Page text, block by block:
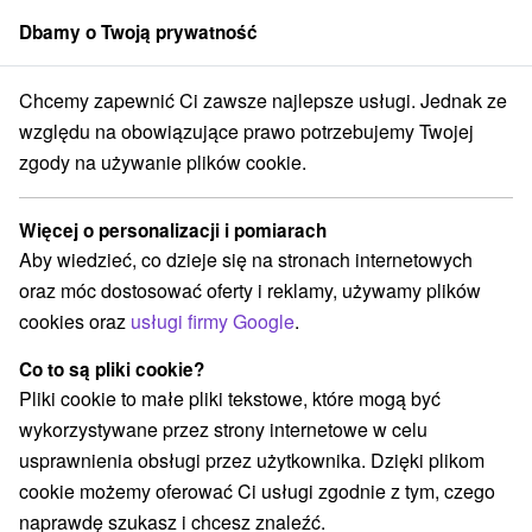
członek grupySorger
Blog 10 najnáročnejších túr v Tatrách. Trúfnete si?
10 NAJNÁROČNEJŠÍCH TÚR V
TATRÁCH. TRÚFNETE SI?
Dbamy o Twoją prywatność
Chcemy zapewnić Ci zawsze najlepsze usługi. Jednak ze
względu na obowiązujące prawo potrzebujemy Twojej
zgody na używanie plików cookie.
Więcej o personalizacji i pomiarach
Aby wiedzieć, co dzieje się na stronach internetowych
oraz móc dostosować oferty i reklamy, używamy plików
cookies oraz usługi firmy Google.
Co to są pliki cookie?
Pliki cookie to małe pliki tekstowe, które mogą być
wykorzystywane przez strony internetowe w celu
usprawnienia obsługi przez użytkownika. Dzięki plikom
cookie możemy oferować Ci usługi zgodnie z tym, czego
naprawdę szukasz i chcesz znaleźć.